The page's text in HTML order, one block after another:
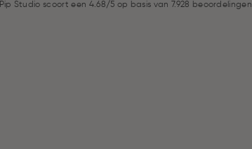
Pip Studio scoort een 4.68/5 op basis van 7.928 beoordelingen